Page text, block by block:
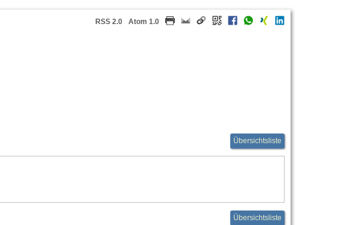
RSS 2.0 Atom 1.0
Übersichtsliste
Übersichtsliste